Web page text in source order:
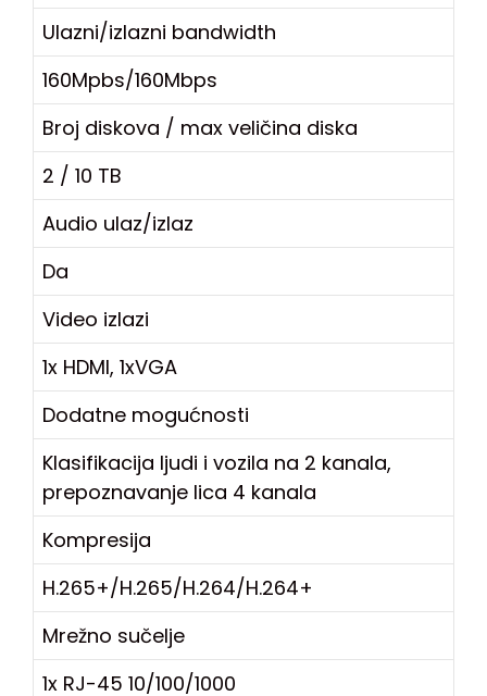
Ulazni/izlazni bandwidth
160Mpbs/160Mbps
Broj diskova / max veličina diska
2 / 10 TB
Audio ulaz/izlaz
Da
Video izlazi
1x HDMI, 1xVGA
Dodatne mogućnosti
Klasifikacija ljudi i vozila na 2 kanala,
prepoznavanje lica 4 kanala
Kompresija
H.265+/H.265/H.264/H.264+
Mrežno sučelje
1x RJ-45 10/100/1000